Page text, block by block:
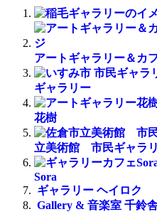
アートギャラリー＆カ
ギャラリー
花樹
立美術館 市民ギャラ
Sora
ギャラリー ヘイロク
Gallery & 音楽室 千鈴